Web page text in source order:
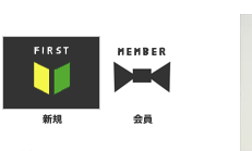
・レザーシューズ/スニーカー
・プリント
・バンド/ツ
・キャラク
・Nike/
・チャンピ
・サーフ/ス
・ボーダー
・フットボ
・タンクト